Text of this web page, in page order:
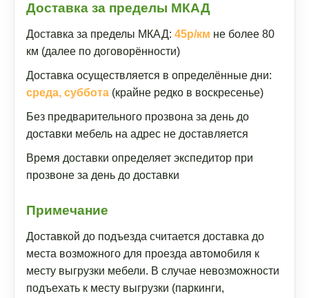
Доставка за пределы МКАД
Доставка за пределы МКАД: 45р/км не более 80
км (далее по договорённости)
Доставка осуществляется в определённые дни:
среда, суббота (крайне редко в воскресенье)
Без предварительного прозвона за день до
доставки мебель на адрес не доставляется
Время доставки определяет экспедитор при
прозвоне за день до доставки
Примечание
Доставкой до подъезда считается доставка до
места возможного для проезда автомобиля к
месту выгрузки мебели. В случае невозможности
подъехать к месту выгрузки (паркинги,